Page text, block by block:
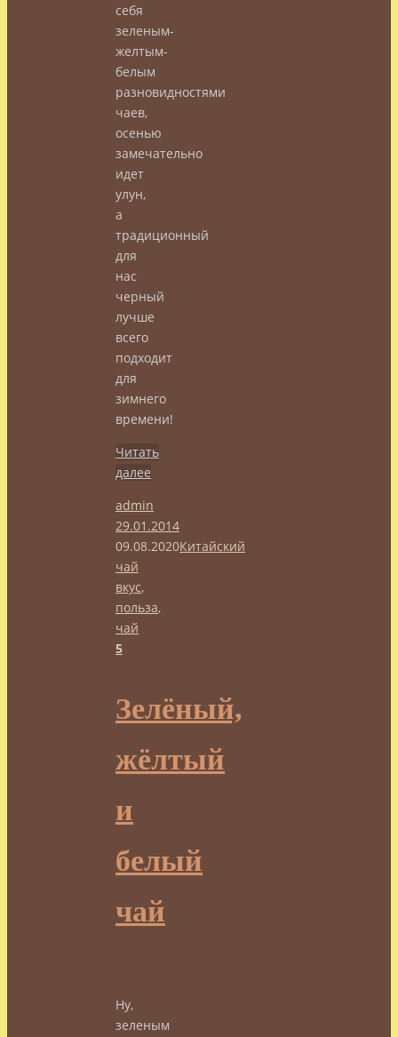
себя
зеленым-
желтым-
белым
разновидностями
чаев,
осенью
замечательно
идет
улун,
а
традиционный
для
нас
черный
лучше
всего
подходит
для
зимнего
времени!
Читать
далее
admin
29.01.2014
09.08.2020Китайский
чай
вкус,
польза,
чай
5
Зелёный,
жёлтый
и
белый
чай
Ну,
зеленым